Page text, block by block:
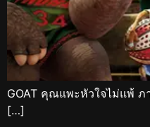
GOAT คุณแพะหัวใจไม่แพ้ ภ
[…]